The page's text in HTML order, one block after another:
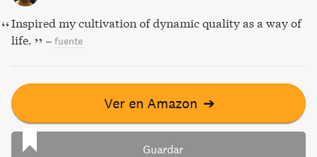
Inspired my cultivation of dynamic quality as a way of
life.
– fuente
Ver en Amazon ➔
Guardar